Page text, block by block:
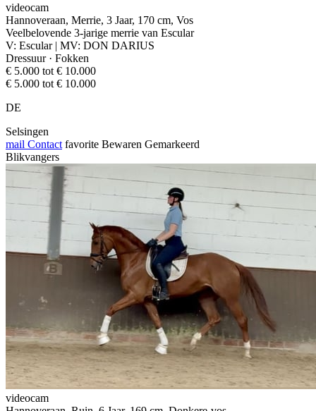
videocam
Hannoveraan, Merrie, 3 Jaar, 170 cm, Vos
Veelbelovende 3-jarige merrie van Escular
V: Escular | MV: DON DARIUS
Dressuur · Fokken
€ 5.000 tot € 10.000
€ 5.000 tot € 10.000
DE
Selsingen
mail Contact favorite Bewaren Gemarkeerd
Blikvangers
videocam